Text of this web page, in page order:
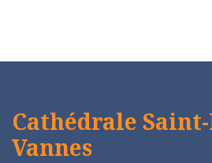
Cathédrale
Vannes